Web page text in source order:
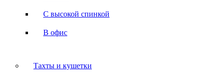
С высокой спинкой
В офис
Тахты и кушетки